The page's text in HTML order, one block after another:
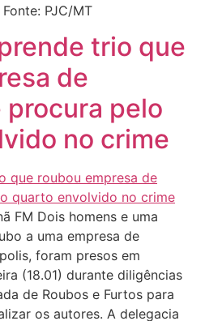
PJC/MT
trio que
de
pelo
no crime
FM Dois homens e uma
a uma empresa de
foram presos em
(18.01) durante diligências
de Roubos e Furtos para
os autores. A delegacia